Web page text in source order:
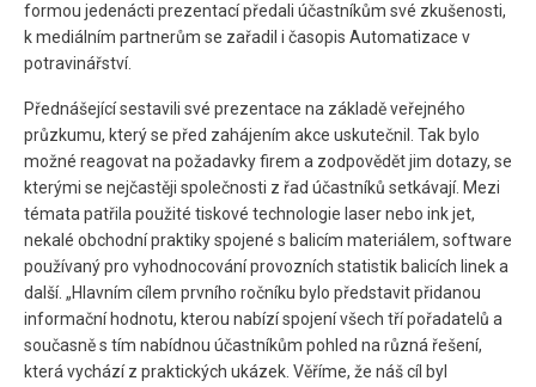
formou jedenácti prezentací předali účastníkům své zkušenosti,
k mediálním partnerům se zařadil i časopis Automatizace v
potravinářství.
Přednášející sestavili své prezentace na základě veřejného
průzkumu, který se před zahájením akce uskutečnil. Tak bylo
možné reagovat na požadavky firem a zodpovědět jim dotazy, se
kterými se nejčastěji společnosti z řad účastníků setkávají. Mezi
témata patřila použité tiskové technologie laser nebo ink jet,
nekalé obchodní praktiky spojené s balicím materiálem, software
používaný pro vyhodnocování provozních statistik balicích linek a
další. „Hlavním cílem prvního ročníku bylo představit přidanou
informační hodnotu, kterou nabízí spojení všech tří pořadatelů a
současně s tím nabídnou účastníkům pohled na různá řešení,
která vychází z praktických ukázek. Věříme, že náš cíl byl